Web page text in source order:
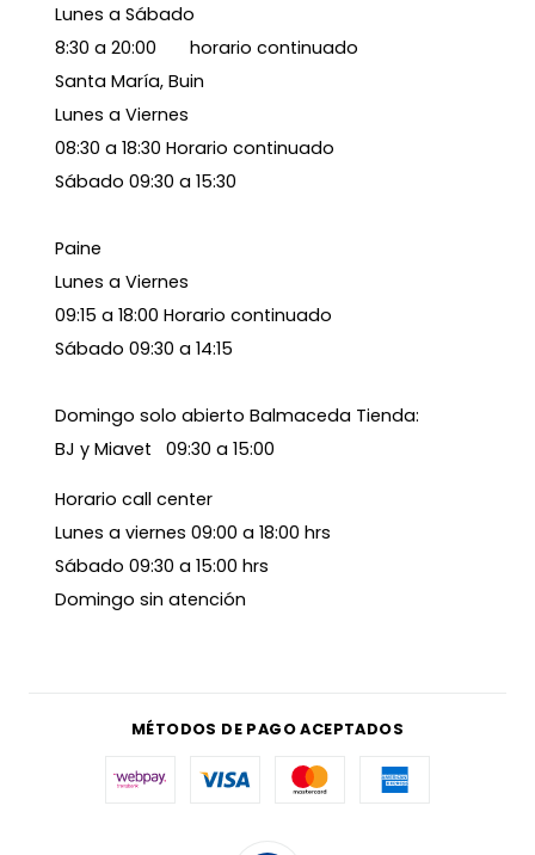
Lunes a Sábado
8:30 a 20:00 horario continuado
Santa María, Buin
Lunes a Viernes
08:30 a 18:30 Horario continuado
Sábado 09:30 a 15:30
Paine
Lunes a Viernes
09:15 a 18:00 Horario continuado
Sábado 09:30 a 14:15
Domingo solo abierto Balmaceda Tienda:
BJ y Miavet 09:30 a 15:00
Horario call center
Lunes a viernes 09:00 a 18:00 hrs
Sábado 09:30 a 15:00 hrs
Domingo sin atención
MÉTODOS DE PAGO ACEPTADOS